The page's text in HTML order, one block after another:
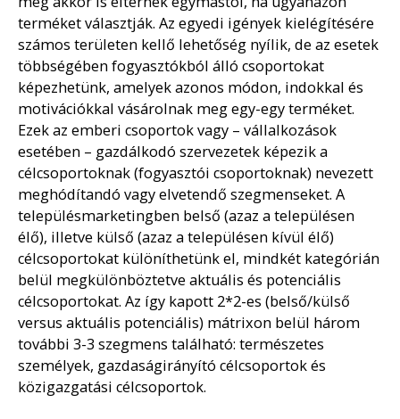
terméket választják. Az egyedi igények kielégítésére
számos területen kellő lehetőség nyílik, de az esetek
többségében fogyasztókból álló csoportokat
képezhetünk, amelyek azonos módon, indokkal és
motivációkkal vásárolnak meg egy-egy terméket.
Ezek az emberi csoportok vagy – vállalkozások
esetében – gazdálkodó szervezetek képezik a
célcsoportoknak (fogyasztói csoportoknak) nevezett
meghódítandó vagy elvetendő szegmenseket. A
településmarketingben belső (azaz a településen
élő), illetve külső (azaz a településen kívül élő)
célcsoportokat különíthetünk el, mindkét kategórián
belül megkülönböztetve aktuális és potenciális
célcsoportokat. Az így kapott 2*2-es (belső/külső
versus aktuális potenciális) mátrixon belül három
további 3-3 szegmens található: természetes
személyek, gazdaságirányító célcsoportok és
közigazgatási célcsoportok.